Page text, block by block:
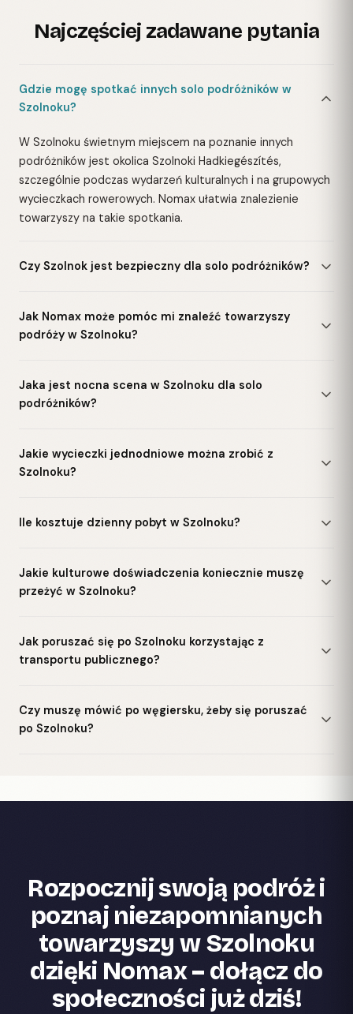
Najczęściej zadawane pytania
Gdzie mogę spotkać innych solo podróżników w
Szolnoku?
W Szolnoku świetnym miejscem na poznanie innych
podróżników jest okolica Szolnoki Hadkiegészítés,
szczególnie podczas wydarzeń kulturalnych i na grupowych
wycieczkach rowerowych. Nomax ułatwia znalezienie
towarzyszy na takie spotkania.
Czy Szolnok jest bezpieczny dla solo podróżników?
Jak Nomax może pomóc mi znaleźć towarzyszy
podróży w Szolnoku?
Jaka jest nocna scena w Szolnoku dla solo
podróżników?
Jakie wycieczki jednodniowe można zrobić z
Szolnoku?
Ile kosztuje dzienny pobyt w Szolnoku?
Jakie kulturowe doświadczenia koniecznie muszę
przeżyć w Szolnoku?
Jak poruszać się po Szolnoku korzystając z
transportu publicznego?
Czy muszę mówić po węgiersku, żeby się poruszać
po Szolnoku?
Rozpocznij swoją podróż i
poznaj niezapomnianych
towarzyszy w Szolnoku
dzięki Nomax – dołącz do
społeczności już dziś!